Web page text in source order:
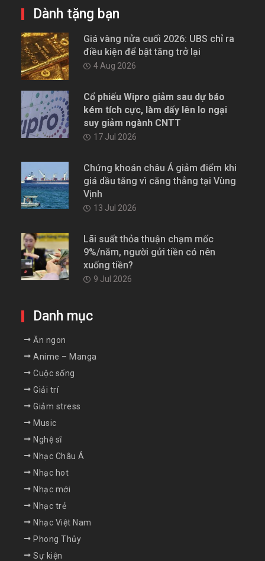
Dành tặng bạn
Giá vàng nửa cuối 2026: UBS chỉ ra
điều kiện để bật tăng trở lại
4 Aug 2026
Cổ phiếu Wipro giảm sau dự báo
kém tích cực, làm dấy lên lo ngại
suy giảm ngành CNTT
17 Jul 2026
Chứng khoán châu Á giảm điểm khi
giá dầu tăng vì căng thẳng tại Vùng
Vịnh
13 Jul 2026
Lãi suất thỏa thuận chạm mốc
9%/năm, người gửi tiền có nên
xuống tiền?
9 Jul 2026
Danh mục
Ăn ngon
Anime – Manga
Cuộc sống
Giải trí
Giảm stress
Music
Nghệ sĩ
Nhạc Châu Á
Nhạc hot
Nhạc mới
Nhạc trẻ
Nhạc Việt Nam
Phong Thủy
Sự kiện